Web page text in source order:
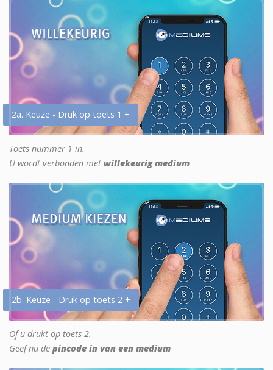
2a. Keuze - Druk op toets 1 +
Toets nummer 1 in.
U wordt verbonden met willekeurig medium
2b. Keuze - Druk op toets 2 +
Of u drukt op toets 2.
Geef nu de pincode in van een medium